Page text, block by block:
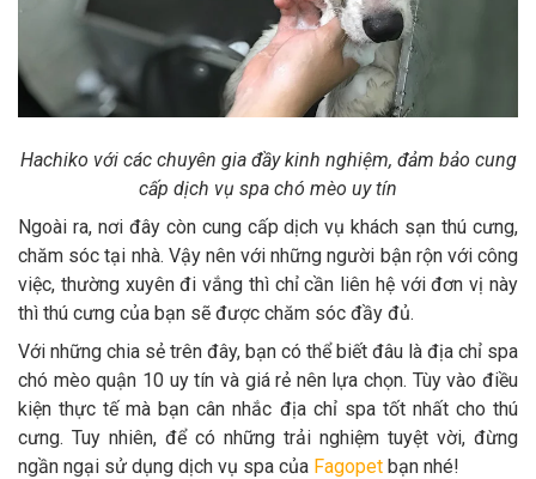
Hachiko với các chuyên gia đầy kinh nghiệm, đảm bảo cung
cấp dịch vụ spa chó mèo uy tín
Ngoài ra, nơi đây còn cung cấp dịch vụ khách sạn thú cưng,
chăm sóc tại nhà. Vậy nên với những người bận rộn với công
việc, thường xuyên đi vắng thì chỉ cần liên hệ với đơn vị này
thì thú cưng của bạn sẽ được chăm sóc đầy đủ.
Với những chia sẻ trên đây, bạn có thể biết đâu là địa chỉ spa
chó mèo quận 10 uy tín và giá rẻ nên lựa chọn. Tùy vào điều
kiện thực tế mà bạn cân nhắc địa chỉ spa tốt nhất cho thú
cưng. Tuy nhiên, để có những trải nghiệm tuyệt vời, đừng
ngần ngại sử dụng dịch vụ spa của Fagopet bạn nhé!